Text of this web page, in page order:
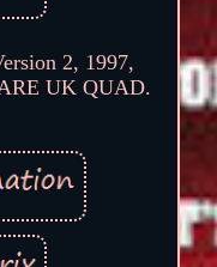
2, 1997,
UK QUAD.